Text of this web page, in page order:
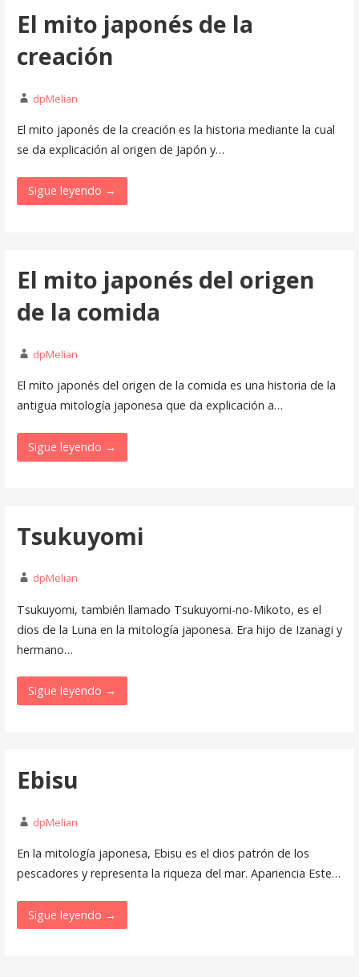
El mito japonés de la
creación
dpMelian
El mito japonés de la creación es la historia mediante la cual
se da explicación al origen de Japón y…
Sigue leyendo →
El mito japonés del origen
de la comida
dpMelian
El mito japonés del origen de la comida es una historia de la
antigua mitología japonesa que da explicación a…
Sigue leyendo →
Tsukuyomi
dpMelian
Tsukuyomi, también llamado Tsukuyomi-no-Mikoto, es el
dios de la Luna en la mitología japonesa. Era hijo de Izanagi y
hermano…
Sigue leyendo →
Ebisu
dpMelian
En la mitología japonesa, Ebisu es el dios patrón de los
pescadores y representa la riqueza del mar. Apariencia Este…
Sigue leyendo →